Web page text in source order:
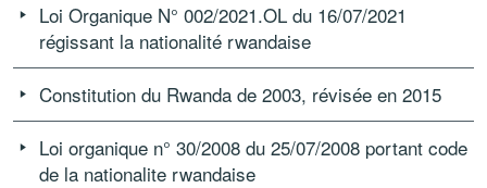
Loi Organique N° 002/2021.OL du 16/07/2021
régissant la nationalité rwandaise
Constitution du Rwanda de 2003, révisée en 2015
Loi organique n° 30/2008 du 25/07/2008 portant code
de la nationalite rwandaise